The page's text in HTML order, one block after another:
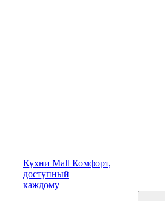
Кухни Mall Комфорт,
доступный
каждому